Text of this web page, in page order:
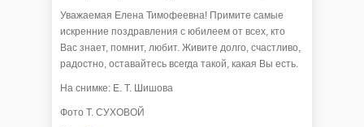
Уважаемая Елена Тимофеевна! Примите самые
искренние поздравления с юбилеем от всех, кто
Вас знает, помнит, любит. Живите долго, счастливо,
радостно, оставайтесь всегда такой, какая Вы есть.
На снимке: Е. Т. Шишова
Фото Т. СУХОВОЙ